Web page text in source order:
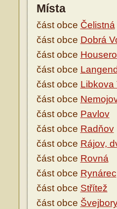
Místa
část obce Čelistná
část obce Dobrá
část obce
část obce
část obce Libkova
část obce
část obce Pavlov
část obce Radňov
část obce Rájov,
část obce Rovná
část obce Rynárec
část obce Střítež
část obce